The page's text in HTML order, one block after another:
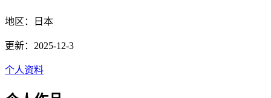
地区：日本
更新：2025-12-3
个人资料